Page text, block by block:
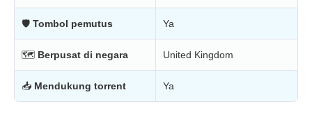
🛡 Tombol pemutus Ya
🗺 Berpusat di negara United Kingdom
📥 Mendukung torrent Ya